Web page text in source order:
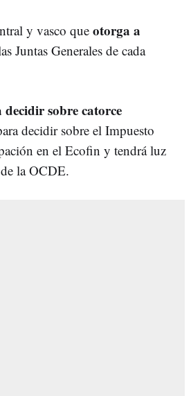
y vasco que otorga a
Juntas Generales de cada
sobre catorce
decidir sobre el Impuesto
en el Ecofin y tendrá luz
la OCDE.